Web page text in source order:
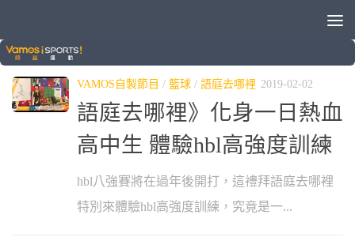
標籤：HBL
VAMOS自製節目 / 籃球 / 語庭去哪裡 2019-02-02
語庭去哪裡》化身一日熱血
高中生 體驗hbl高強度訓練
hbl八強賽將在過年後開打，這禮拜語庭去哪裡
特別來體驗hbl高強度訓練，究竟是一...